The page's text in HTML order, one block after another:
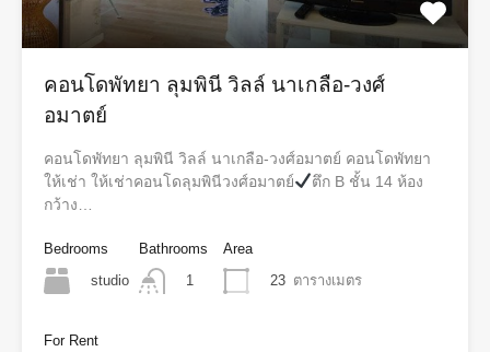
คอนโดพัทยา ลุมพินี วิลล์ นาเกลือ-วงศ์
อมาตย์
คอนโดพัทยา ลุมพินี วิลล์ นาเกลือ-วงศ์อมาตย์ คอนโดพัทยา
ให้เช่า ให้เช่าคอนโดลุมพินีวงศ์อมาตย์
ตึก B ชั้น 14 ห้อง
กว้าง…
Bedrooms
studio
Bathrooms
1
Area
23 ตารางเมตร
For Rent